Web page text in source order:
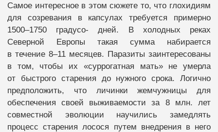
Самое интересное в этом сюжете то, что глохидиям
для созревания в капсулах требуется примерно
1500–1750 градусо- дней. В холодных реках
Северной Европы такая сумма набирается
в течение 8–11 месяцев. Паразиты заинтересованы
в том, чтобы их «суррогатная мать» не умерла
от быстрого старения до нужного срока. Логично
предположить, что личинки жемчужницы для
обеспечения своей выживаемости за 8 млн. лет
совместной эволюции научились замедлять
процесс старения лосося путем внедрения в него